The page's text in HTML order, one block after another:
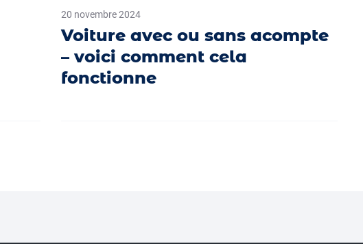
20 novembre 2024
Voiture avec ou sans acompte
– voici comment cela
fonctionne